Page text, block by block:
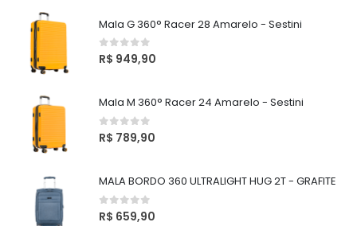
Mala G 360° Racer 28 Amarelo - Sestini
0out of 5
R$ 949,90
Mala M 360° Racer 24 Amarelo - Sestini
0out of 5
R$ 789,90
MALA BORDO 360 ULTRALIGHT HUG 2T - GRAFITE
0out of 5
R$ 659,90